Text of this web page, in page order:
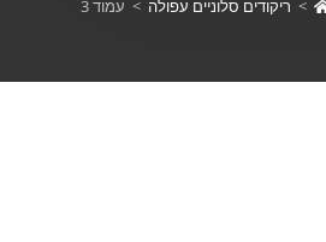
> ריקודים סלוניים עפולה > עמוד 3